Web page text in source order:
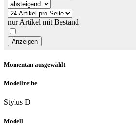
nur Artikel mit Bestand
Momentan ausgewählt
Modellreihe
Stylus D
Modell